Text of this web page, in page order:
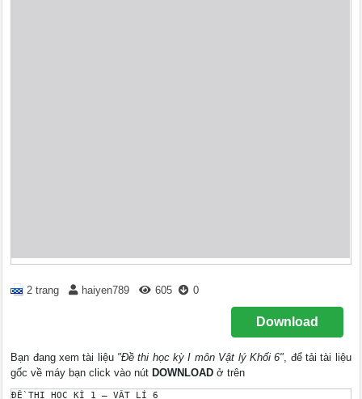
2 trang haiyen789 605 0
Download
Bạn đang xem tài liệu "Đề thi học kỳ I môn Vật lý Khối 6", để tải tài liệu
gốc về máy bạn click vào nút DOWNLOAD ở trên
ĐỀ THI HỌC KÌ 1 – VẬT LÍ 6